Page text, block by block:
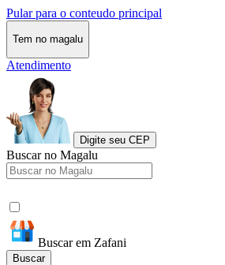
Pular para o conteudo principal
Tem no magalu
Atendimento
Digite seu CEP
Buscar no Magalu
Buscar em Zafani
Buscar